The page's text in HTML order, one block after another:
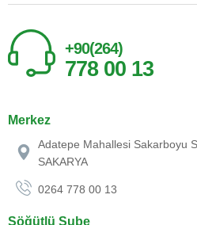
+90(264)
778 00 13
Merkez
Adatepe Mahallesi Sakarboyu
SAKARYA
0264 778 00 13
Söğütlü Şube